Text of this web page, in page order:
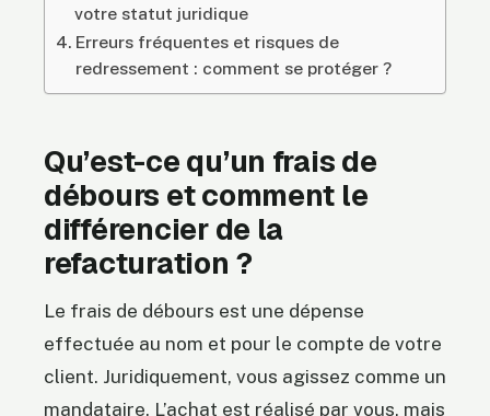
votre statut juridique
Erreurs fréquentes et risques de
redressement : comment se protéger ?
Qu’est-ce qu’un frais de
débours et comment le
différencier de la
refacturation ?
Le frais de débours est une dépense
effectuée au nom et pour le compte de votre
client. Juridiquement, vous agissez comme un
mandataire. L’achat est réalisé par vous, mais